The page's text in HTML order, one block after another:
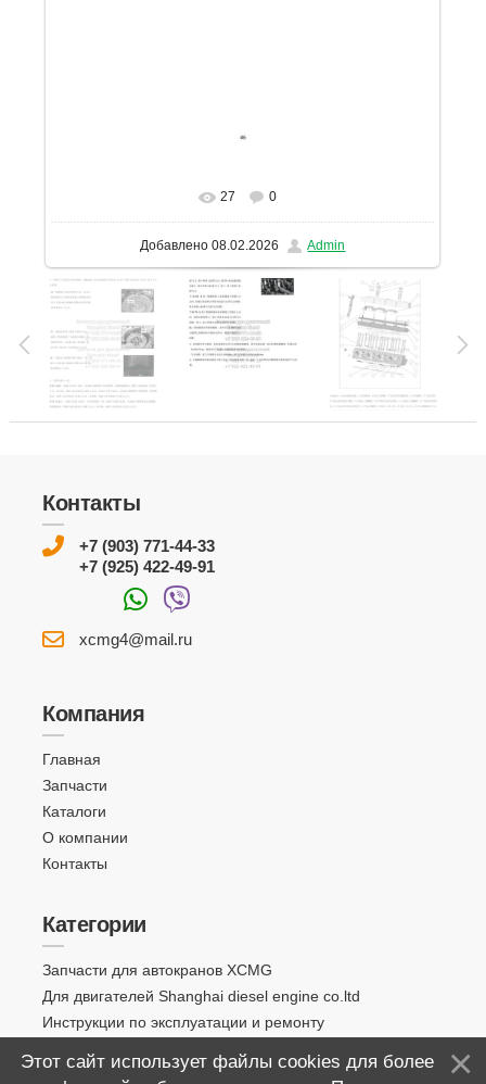
В реальном размере 1131x1600
27 0
Добавлено 08.02.2026 Admin
Контакты
+7 (903) 771-44-33
+7 (925) 422-49-91
xcmg4@mail.ru
Компания
Главная
Запчасти
Каталоги
О компании
Контакты
Категории
Запчасти для автокранов XCMG
Для двигателей Shanghai diesel engine co.ltd
Инструкции по эксплуатации и ремонту
Этот сайт использует файлы cookies для более